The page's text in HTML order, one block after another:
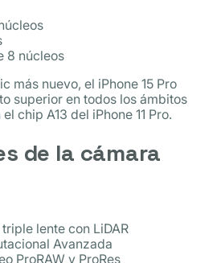
8 núcleos
más nuevo, el iPhone 15 Pro
superior en todos los ámbitos
chip A13 del iPhone 11 Pro.
de la cámara
lente con LiDAR
Avanzada
ProRAW y ProRes